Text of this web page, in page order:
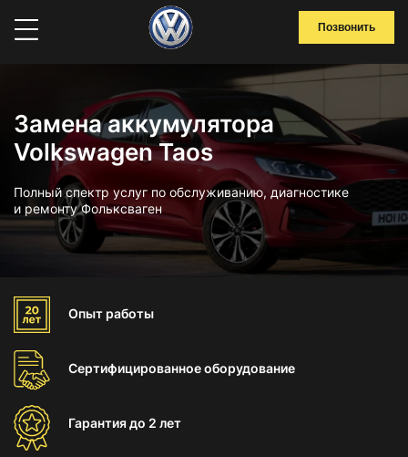
Позвонить
Замена аккумулятора
Volkswagen Taos
Полный спектр услуг по обслуживанию, диагностике
и ремонту Фольксваген
Опыт работы
Сертифицированноеоборудование
Гарантиядо 2 лет